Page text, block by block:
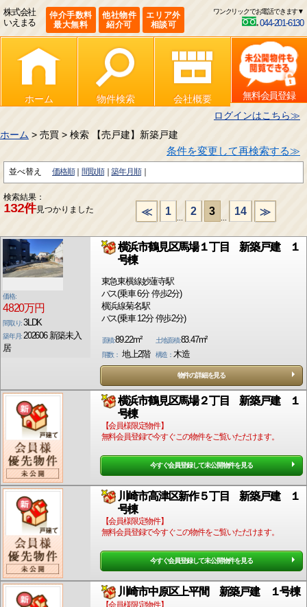
株式会社
いえまる
仲介手数料
最大無料
他社物件
紹介可
エリア外
相談可
ワンクリックでお電話できます▼
044-201-6130
ホーム 物件検索 会社概要
無料会員登録
ログインはこちら≫
ホーム > 売買 > 検索 【売戸建】新築戸建
条件を変更して再検索する≫
並べ替え 価格順 間取順 築年月順
検索結果：
132件見つかりました ≪ 1
...
2 3
...
14 ≫
価格:
4820万円
間取り:3LDK
築年月:202606 新築未入
居
横浜市鶴見区馬場１丁目 新築戸建 １
号棟
東急東横線妙蓮寺駅
バス(乗車 6分 停歩2分)
横浜線菊名駅
バス(乗車 12分 停歩2分)
面積:89.22m² 土地面積:83.47m²
階数： 地上2階 構造： 木造
物件の詳細を見る
横浜市鶴見区馬場２丁目 新築戸建 １
号棟
【会員様限定物件】
無料会員登録で今すぐこの物件をご覧いただけます。
今すぐ会員登録して未公開物件を見る
川崎市高津区新作５丁目 新築戸建 １
号棟
【会員様限定物件】
無料会員登録で今すぐこの物件をご覧いただけます。
今すぐ会員登録して未公開物件を見る
川崎市中原区上平間 新築戸建 １号棟
【会員様限定物件】